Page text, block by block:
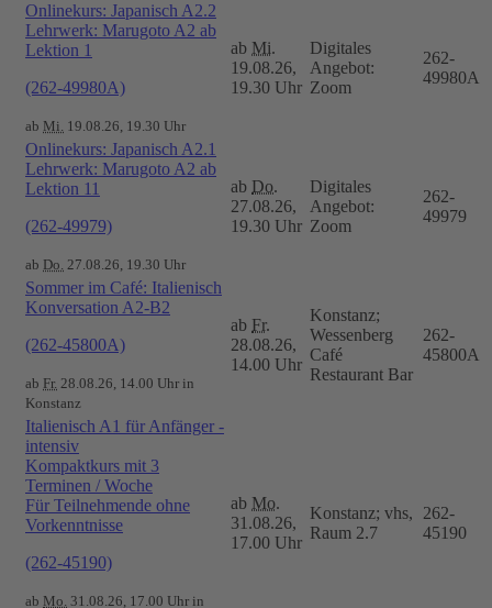
Onlinekurs: Japanisch A2.2
Lehrwerk: Marugoto A2 ab
Lektion 1
(262-49980A)
ab Mi. 19.08.26, 19.30 Uhr
ab Mi.
19.08.26,
19.30 Uhr
Digitales
Angebot:
Zoom
262-
49980A
Onlinekurs: Japanisch A2.1
Lehrwerk: Marugoto A2 ab
Lektion 11
(262-49979)
ab Do. 27.08.26, 19.30 Uhr
ab Do.
27.08.26,
19.30 Uhr
Digitales
Angebot:
Zoom
262-
49979
Sommer im Café: Italienisch
Konversation A2-B2
(262-45800A)
ab Fr. 28.08.26, 14.00 Uhr in
Konstanz
ab Fr.
28.08.26,
14.00 Uhr
Konstanz;
Wessenberg
Café
Restaurant Bar
262-
45800A
Italienisch A1 für Anfänger -
intensiv
Kompaktkurs mit 3
Terminen / Woche
Für Teilnehmende ohne
Vorkenntnisse
(262-45190)
ab Mo. 31.08.26, 17.00 Uhr in
ab Mo.
31.08.26,
17.00 Uhr
Konstanz; vhs,
Raum 2.7
262-
45190